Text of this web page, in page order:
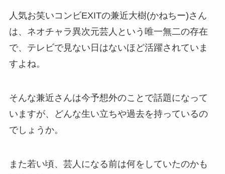
人気お笑いコンビEXITの兼近大樹(かねちー)さん
は、ネオチャラ異次元芸人という唯一無二の存在
で、テレビで見ない日はないほど活躍されていま
すよね。
そんな兼近さんは今予想外のことで話題になって
いますが、どんな生い立ちや過去を持っているの
でしょうか。
また若い頃、芸人になる前は何をしていたのかも